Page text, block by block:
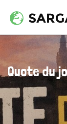
Quote du